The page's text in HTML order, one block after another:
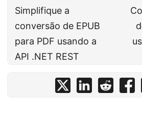
Simplifique a
conversão de EPUB
para PDF usando a
API .NET REST